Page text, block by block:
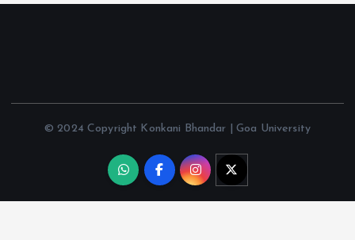
© 2024 Copyright Konkani Bhandar | Goa University